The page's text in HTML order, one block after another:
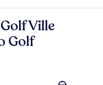
Ville
Golf